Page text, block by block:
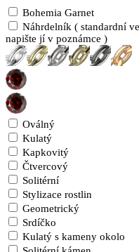
Bohemia Garnet
Náhrdelník ( standardní
napište jí v poznámce )
Oválný
Kulatý
Kapkovitý
Čtvercový
Solitérní
Stylizace rostlin
Geometrický
Srdíčko
Kulatý s kameny okolo